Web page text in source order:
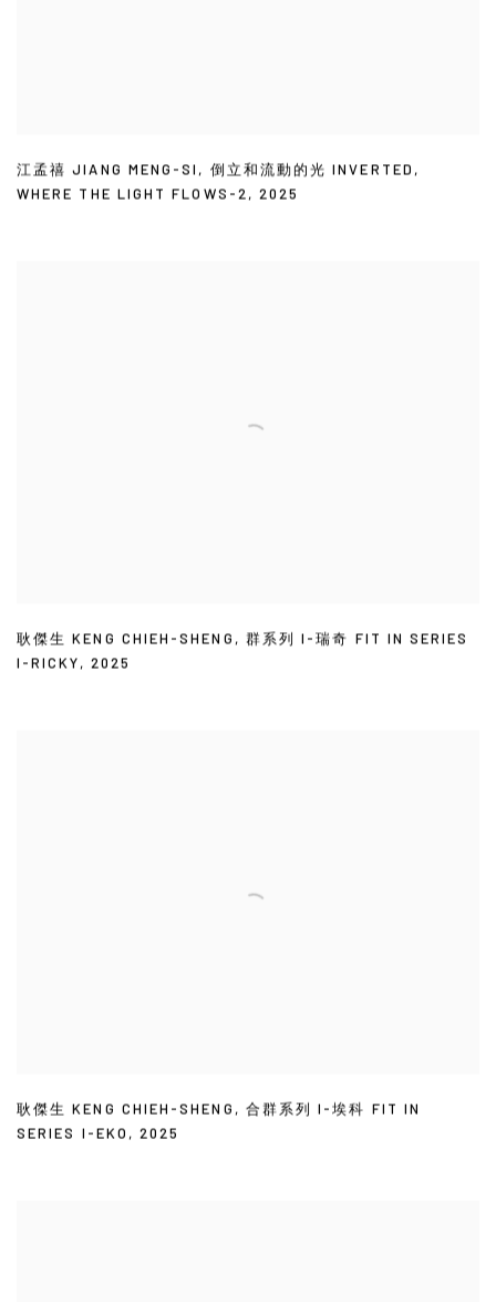
江孟禧 JIANG MENG-SI , 倒立和流動的光 INVERTED ,
WHERE THE LIGHT FLOWS-2,2025
耿傑生 KENG CHIEH-SHENG , 群系列 I-瑞奇 FIT IN SERIES
I-RICKY, 2025
耿傑生 KENG CHIEH-SHENG , 合群系列 I-埃科 FIT IN
SERIES I-EKO ,2025